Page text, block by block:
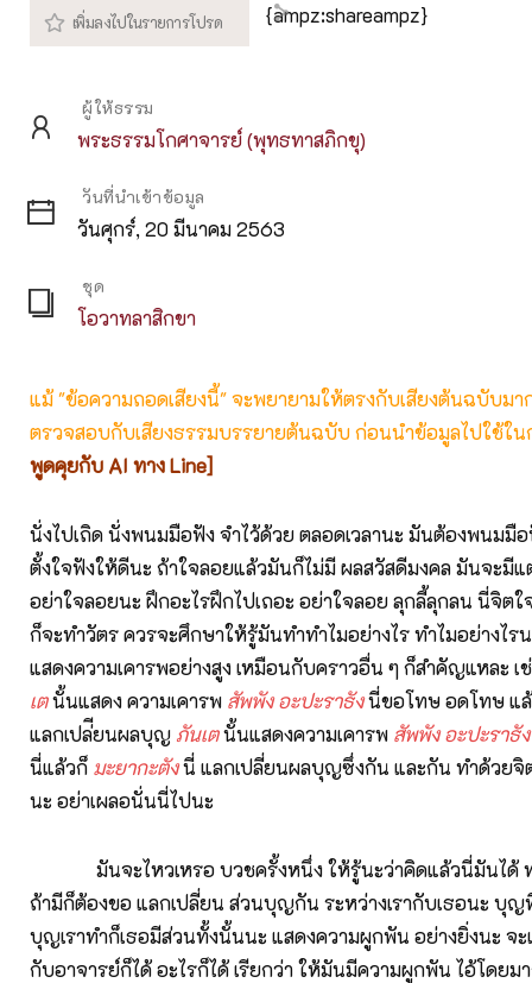
{ampz:shareampz}
ผู้ให้ธรรม
พระธรรมโกศาจารย์ (พุทธทาสภิกขุ)
วันที่นำเข้าข้อมูล
วันศุกร์, 20 มีนาคม 2563
ชุด
โอวาทลาสิกขา
แม้ "ข้อความถอดเสียงนี้" จะพยายามให้ตรงกับเสียงต้นฉบับม
ตรวจสอบกับเสียงธรรมบรรยายต้นฉบับ ก่อนนำข้อมูลไปใช้ใน
พูดคุยกับ AI ทาง Line]
นั่งไปเถิด นั่งพนมมือฟัง จำไว้ด้วย ตลอดเวลานะ มันต้องพนมมื
ตั้งใจฟังให้ดีนะ ถ้าใจลอยแล้วมันก็ไม่มี ผลสวัสดีมงคล มันจะมี
อย่าใจลอยนะ ฝึกอะไรฝึกไปเถอะ อย่าใจลอย ลุกลี้ลุกลน นี่จิตใ
ก็จะทำวัตร ควรจะศึกษาให้รู้มันทำทำไมอย่างไร ทำไมอย่างไร
แสดงความเคารพอย่างสูง เหมือนกับคราวอื่น ๆ ก็สำคัญแหละ เ
เตนั้นแสดง ความเคารพ สัพพัง อะปะราธังนี่ขอโทษ อดโทษ แ
แลกเปล่ียนผลบุญ ภันเตนั้นแสดงความเคารพ สัพพัง อะปะราธัง
นี่แล้วก็ มะยากะตังนี่ แลกเปลี่ยนผลบุญซึ่งกัน และกัน ทำด้วยจิ
นะ อย่าเผลอนั่นนี่ไปนะ
มันจะไหวเหรอ บวชครั้งหนึ่ง ให้รู้นะว่าคิดแล้วนี่มันได้
ถ้ามีก็ต้องขอ แลกเปลี่ยน ส่วนบุญกัน ระหว่างเรากับเธอนะ บุญ
บุญเราทำก็เธอมีส่วนทั้งนั้นนะ แสดงความผูกพัน อย่างยิ่งนะ จะ
กับอาจารย์ก็ได้ อะไรก็ได้ เรียกว่า ให้มันมีความผูกพัน ไอ้โดยม